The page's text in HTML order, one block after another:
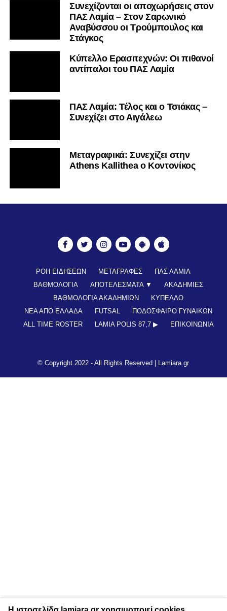
Συνεχίζονται οι αποχωρήσεις στον
ΠΑΣ Λαμία – Στον Σαρωνικό
Αναβύσσου οι Τρούμπουλος και
Στάγκος
Κύπελλο Ερασιτεχνών: Οι πιθανοί
αντίπαλοι του ΠΑΣ Λαμία
ΠΑΣ Λαμία: Τέλος και ο Τσιάκας –
Συνεχίζει στο Αιγάλεω
Mεταγραφικά: Συνεχίζει στην
Athens Kallithea ο Κοντονίκος
ΡΟΗ ΕΙΔΗΣΕΩΝ ΜΕΤΑΓΡΑΦΕΣ
ΠΑΣ ΛΑΜΙΑ
ΒΑΘΜΟΛΟΓΙΑ
ΑΠΟΤΕΛΕΣΜΑΤΑ ▼
ΑΚΑΔΗΜΙΕΣ
ΒΑΘΜΟΛΟΓΙΑ ΑΚΑΔΗΜΙΩΝ
ΚΥΠΕΛΛΟ
ΝΕΑ ΑΠΟ ΕΛΛΑΔΑ
FUTSAL
ΠΟΔΟΣΦΑΙΡΟ ΓΥΝΑΙΚΩΝ
ALL TIME ROSTER
LAMIA POLIS 87,7 ▶︎ ΕΠΙΚΟΙΝΩΝΊΑ
© Copyright 2022 - All Rights Reserved | Lamiara.gr